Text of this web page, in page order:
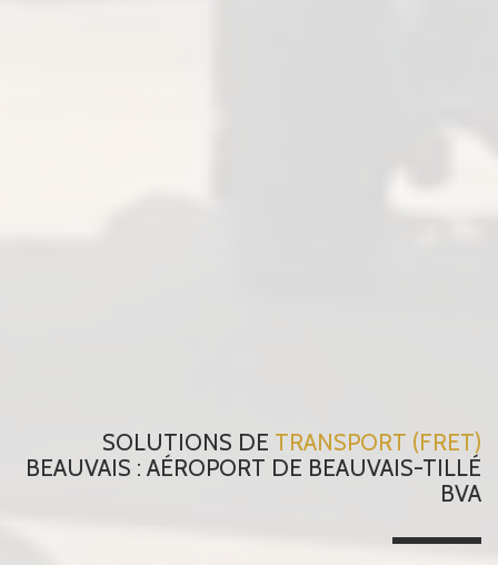
SOLUTIONS DE TRANSPORT (FRET)
BEAUVAIS : AÉROPORT DE BEAUVAIS-TILLÉ
BVA